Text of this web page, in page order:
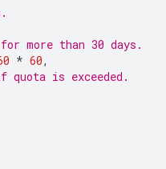
more than 30 days.
* 60,
is exceeded.